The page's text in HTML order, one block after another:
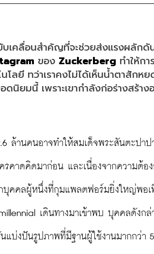
บเคลื่อนสำคัญที่จะช่วยส่งแรงผลัก
ของ Zuckerberg ทำให้ก
ลยี ทว่าเราคงไม่ได้เห็นน้ำตาสักห
นิยมนี้ เพราะเขากำลังก่อร่างสร้า
ล้านคนอาจทำให้สมเด็จพระสันตะปา
คาดคิดมาก่อน และเนื่องจากความต้อ
บุคคลผู้หนึ่งที่กุมแพลตฟอร์มยิ่งใหญ่พอ
เดินทางมาเข้าพบ บุคคลดังกล่
แบ่งปันรูปภาพที่มีฐานผู้ใช้งานมากกว่า